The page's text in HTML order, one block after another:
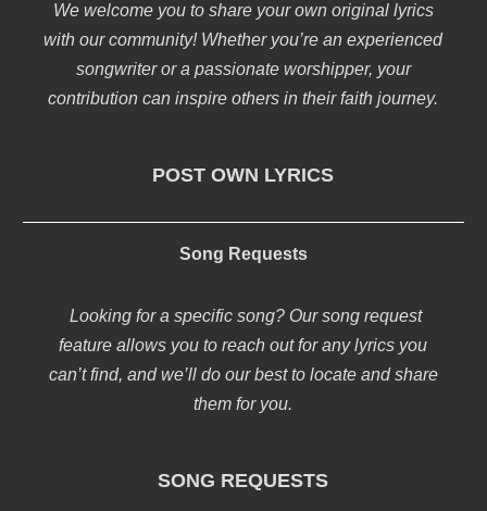
We welcome you to share your own original lyrics
with our community! Whether you’re an experienced
songwriter or a passionate worshipper, your
contribution can inspire others in their faith journey.
POST OWN LYRICS
Song Requests
Looking for a specific song? Our song request
feature allows you to reach out for any lyrics you
can’t find, and we’ll do our best to locate and share
them for you.
SONG REQUESTS